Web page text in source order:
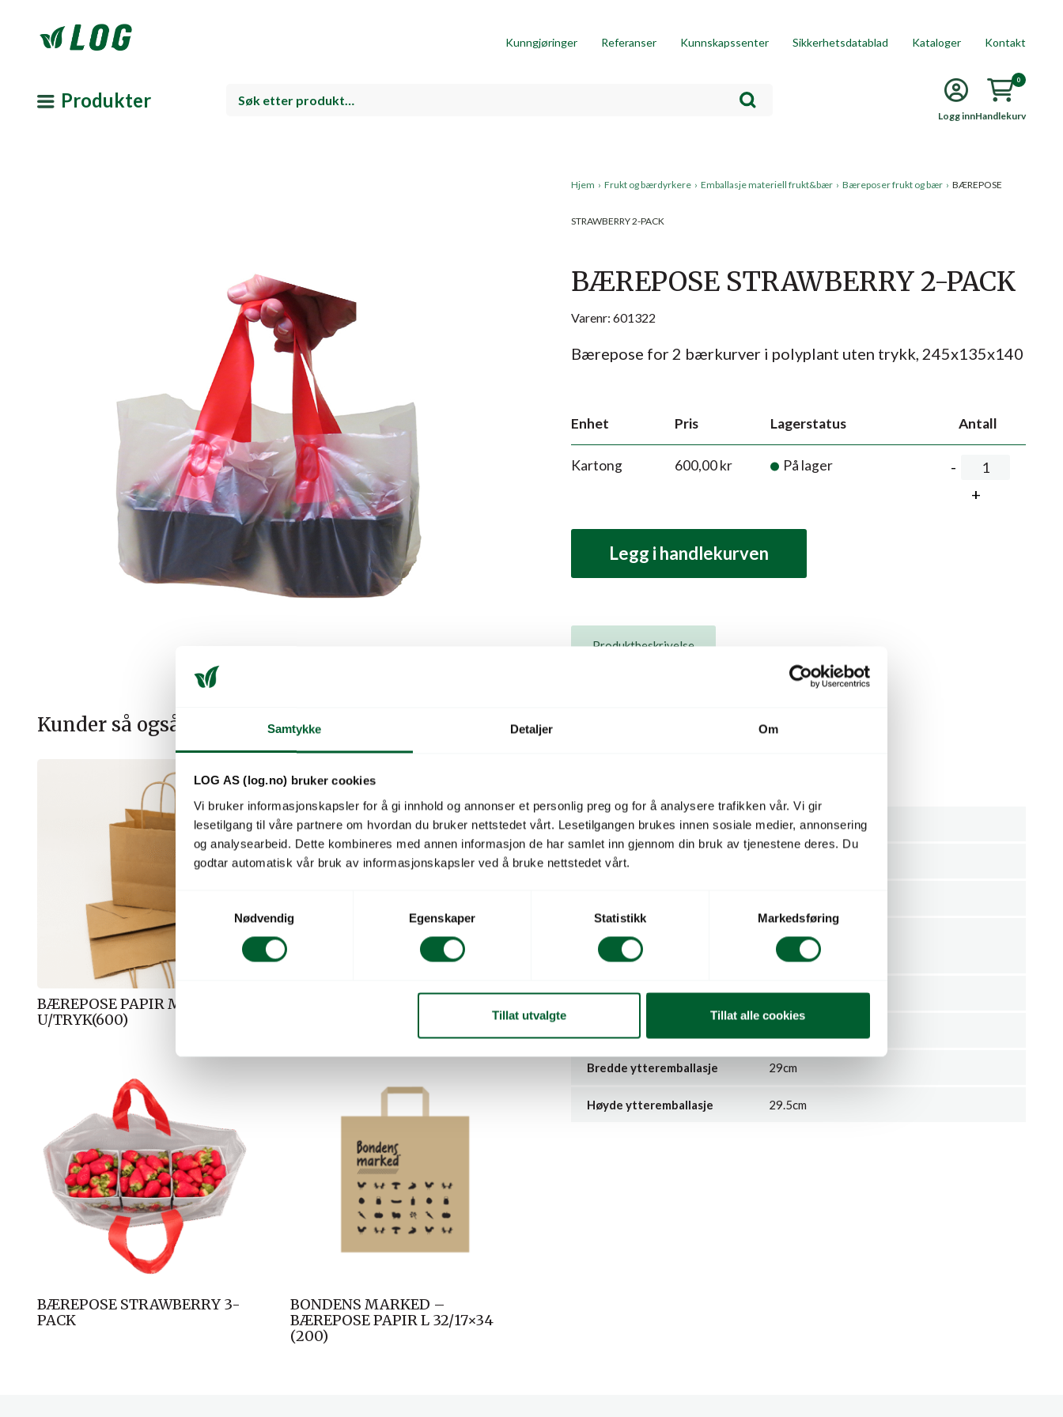
Samtykke Detaljer Om
LOG AS (log.no) bruker cookies
Vi bruker informasjonskapsler for å gi innhold og annonser et personlig preg og for å analysere trafikken vår. Vi gir
lesetilgang til våre partnere om hvordan du bruker nettstedet vårt. Lesetilgangen brukes innen sosiale medier, annonsering
og analysearbeid. Dette kombineres med annen informasjon de har samlet inn gjennom din bruk av tjenestene deres. Du
godtar automatisk vår bruk av informasjonskapsler ved å bruke nettstedet vårt.
t
k
v
Nødvendig Egenskaper Statistikk Markedsføring
Tillat utvalgte Tillat alle cookies
Kunngjøringer Referanser Kunnskapssenter Sikkerhetsdatablad Kataloger Kontakt
Produkter
Logg innHandlekurv
0
Kunder så også på
BÆREPOSE PAPIR MINI
U/TRYK(600)
BÆREPOSE STRAWBERRY 3-
PACK
BONDENS MARKED –
BÆREPOSE PAPIR L 32/17×34
(200)
Hjem › Frukt og bærdyrkere › Emballasje materiell frukt&bær › Bæreposer frukt og bær › BÆREPOSE
STRAWBERRY 2-PACK
BÆREPOSE STRAWBERRY 2-PACK
Varenr: 601322
Bærepose for 2 bærkurver i polyplant uten trykk, 245x135x140
Enhet Pris Lagerstatus Antall
Kartong 600,00kr På lager
Legg i handlekurven
Produktbeskrivelse
Salgsenhet Kartong
Leverandørs varenummer
Antall salgsenheter i
ytteremballasje
36
Vekt ytteremballasje 11.4kg
Bredde ytteremballasje 29cm
Høyde ytteremballasje 29.5cm